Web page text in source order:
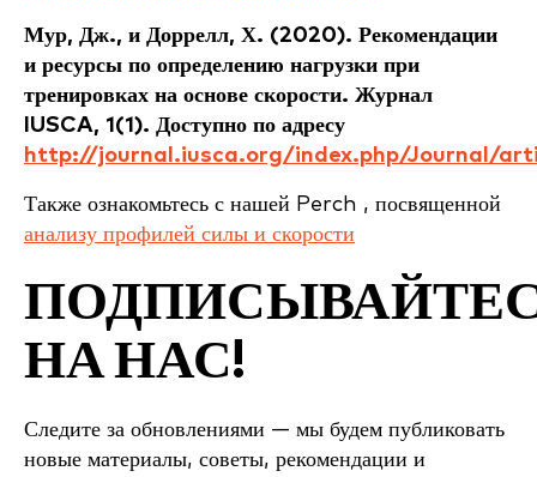
Мур, Дж., и Доррелл, Х. (2020). Рекомендации
и ресурсы по определению нагрузки при
тренировках на основе скорости. Журнал
IUSCA, 1(1). Доступно по адресу
http://journal.iusca.org/index.php/Journal/
Также ознакомьтесь с нашей Perch , посвященной
анализу профилей силы и скорости
НА НАС!
Следите за обновлениями — мы будем публиковать
новые материалы, советы, рекомендации и